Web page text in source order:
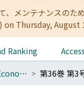
、メンテナンス
Thursday, August
Ranking
Keizai-ronsō : The Economic Review 第36巻 第3